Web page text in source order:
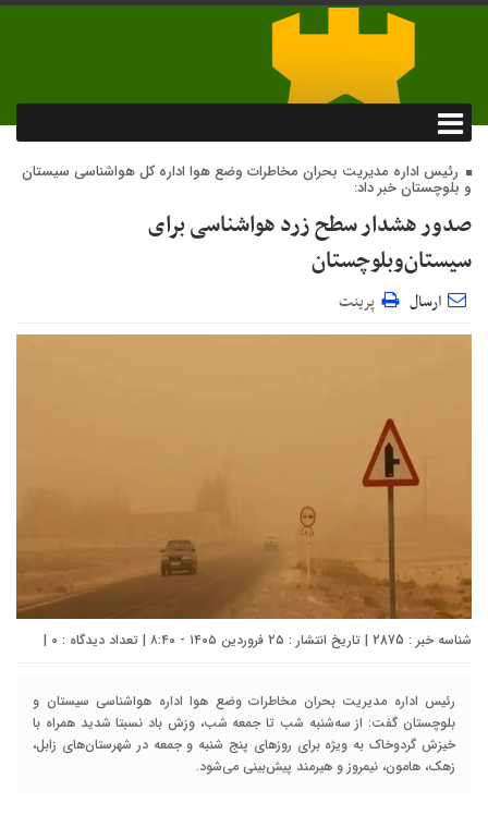
رئیس اداره مدیریت بحران مخاطرات وضع هوا اداره‌ کل هواشناسی سیستان
و بلوچستان خبر داد:
صدور هشدار سطح زرد هواشناسی برای
سیستان‌وبلوچستان
ارسال پرینت
شناسه خبر : 2875 | تاریخ انتشار : ۲۵ فروردین ۱۴۰۵ - ۸:۴۰ | تعداد دیدگاه : ۰ |
رئیس اداره مدیریت بحران مخاطرات وضع هوا اداره هواشناسی سیستان و
بلوچستان گفت: از سه‌شنبه شب تا جمعه شب، وزش باد نسبتا شدید همراه با
خیزش گردوخاک به ویژه برای روزهای پنج شنبه و جمعه در شهرستان‌های زابل،
زهک، هامون، نیمروز و هیرمند پیش‌بینی می‌شود.